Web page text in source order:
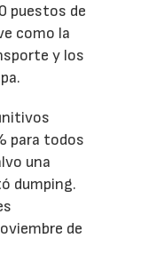
puestos de
como la
y los
para todos
una
dumping.
de